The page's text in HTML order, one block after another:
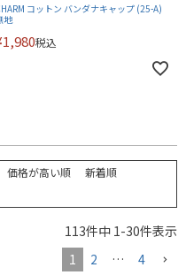
コットン バンダナキャップ (25-A)
地
1,980税込
価格が高い順
新着順
113件中 1-30件表示
1
2 … 4